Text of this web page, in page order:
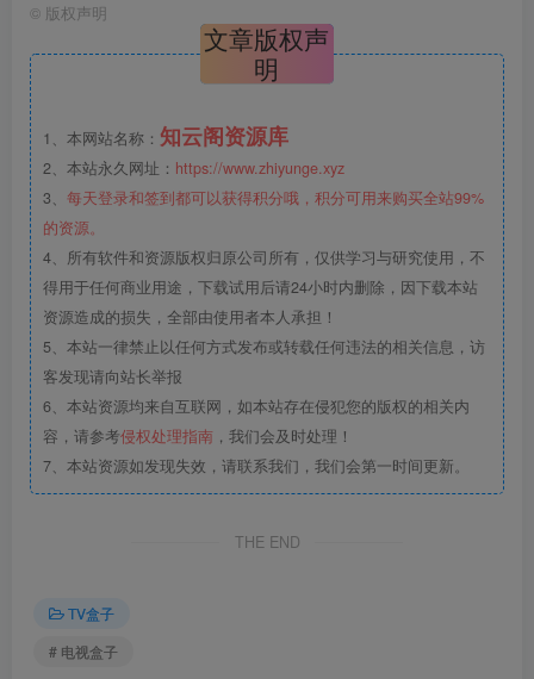
© 版权声明
文章版权声
明
1、本网站名称： 知云阁资源库
2、本站永久网址： https://www.zhiyunge.xyz
3、 每天登录和签到都可以获得积分哦，积分可用来购买全站99%
的资源。
4、所有软件和资源版权归原公司所有，仅供学习与研究使用，不
得用于任何商业用途，下载试用后请24小时内删除，因下载本站
资源造成的损失，全部由使用者本人承担！
5、本站一律禁止以任何方式发布或转载任何违法的相关信息，访
客发现请向站长举报
6、本站资源均来自互联网，如本站存在侵犯您的版权的相关内
容，请参考侵权处理指南 ，我们会及时处理！
7、本站资源如发现失效，请联系我们，我们会第一时间更新。
THE END
TV盒子
# 电视盒子